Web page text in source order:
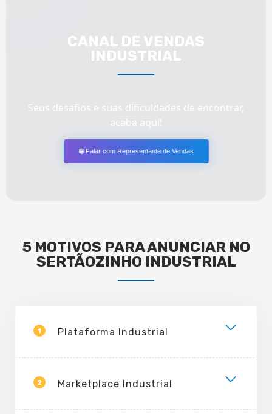
CANAL DE VENDAS
INDUSTRIAL
Seus desafios e suas dificuldades de encontrar,
acaba aqui!
Falar com Representante de Vendas
5 MOTIVOS PARA ANUNCIAR NO
SERTÃOZINHO INDUSTRIAL
1 Plataforma Industrial
2 Marketplace Industrial